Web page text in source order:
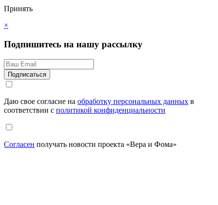
Принять
×
Подпишитесь на нашу рассылку
Даю свое согласие на обработку персональных данных в
соответствии с политикой конфиденциальности
Согласен получать новости проекта «Вера и Фома»